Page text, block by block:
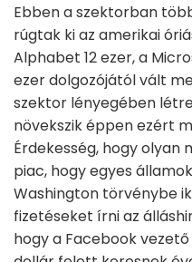
Ebben a szektorban
rúgtak ki az amerikai
Alphabet 12 ezer, a
ezer dolgozójától vált
szektor lényegében
növekszik éppen ezért
Érdekesség, hogy
piac, hogy egyes
Washington törvénybe
fizetéseket írni az
hogy a Facebook